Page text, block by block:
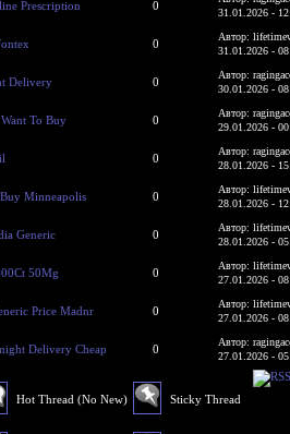
Prescription 0
31.01.2026 -
0
Автор:
31.01.2026 -
Delivery 0
Автор:
30.01.2026 -
To Buy 0
Автор:
29.01.2026 -
0
Автор:
28.01.2026 -
Minneapolis 0
Автор:
28.01.2026 -
Generic 0
Автор:
28.01.2026 -
50Mg 0
Автор:
27.01.2026 -
Price Madnr 0
Автор:
27.01.2026 -
Delivery Cheap 0
Автор:
27.01.2026 -
Hot Thread (No New) Sticky Thread